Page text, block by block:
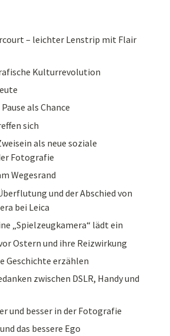
– leichter Lenstrip mit Flair
Kulturrevolution
als Chance
sich
als neue soziale
Fotografie
Wegesrand
und der Abschied von
bei Leica
„Spielzeugkamera“ lädt ein
Ostern und ihre Reizwirkung
Geschichte erzählen
zwischen DSLR, Handy und
und besser in der Fotografie
das bessere Ego